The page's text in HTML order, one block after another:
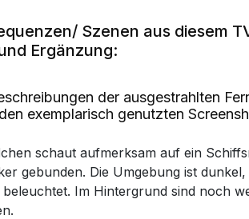
Szenen aus diesem
Ergänzung:
der ausgestrahlten
exemplarisch genutzten
schaut aufmerksam auf ein
gebunden. Die Umgebung ist
beleuchtet. Im Hintergrund sind noch